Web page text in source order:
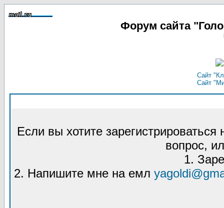
Форум сайта
Сайт
Сайт
Если вы хотите
вопрос,
1.
2. Напишите мне на емл